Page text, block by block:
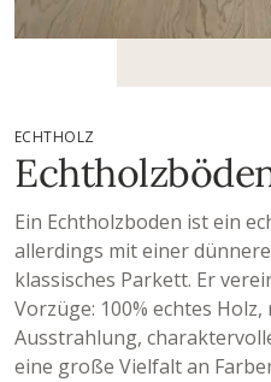
ECHTHOLZ
Ein Echtholzboden ist ein
allerdings mit einer
klassisches Parkett. Er
Vorzüge: 100% echtes
Ausstrahlung,
eine große Vielfalt an